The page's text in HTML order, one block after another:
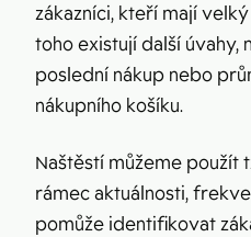
zákazníci, kteří mají
toho existují další úvahy,
poslední nákup nebo
nákupního košíku.
Naštěstí můžeme použít
rámec aktuálnosti,
pomůže identifikovat